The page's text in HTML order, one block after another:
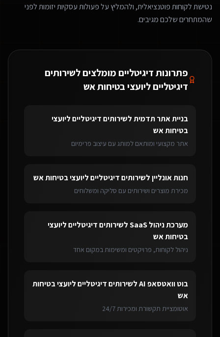
נטישת לקוחות פוטנציאלית, ולהמליץ על פעולות עסקיות יזומות לפני
שהמתחרים שלכם מגיבים.
פתרונות דיגיטליים מומלצים לשירותים
דיגיטליים ליועצי בטיחות אש
בניית אתר תדמיתלשירותים דיגיטליים ליועצי
בטיחות אש
אתר מקצועי ומותאם למותג עם עיצוב פרימיום
חנות אונלייןלשירותים דיגיטליים ליועצי בטיחות אש
מכירת מוצרים ושירותים עם סליקה ומשלוחים
מערכת ניהול SaaS לשירותים דיגיטליים ליועצי
בטיחות אש
ניהול לקוחות, פרויקטים ומשימות במקום אחד
בוט וואטסאפ AI לשירותים דיגיטליים ליועצי בטיחות
אש
אוטומציית תקשורת ומכירות 24/7